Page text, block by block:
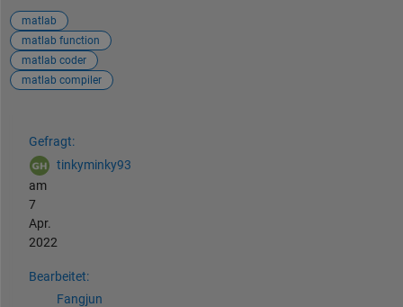
matlab
matlab function
matlab coder
matlab compiler
Gefragt:
tinkyminky93
am
7
Apr.
2022
Bearbeitet:
Fangjun